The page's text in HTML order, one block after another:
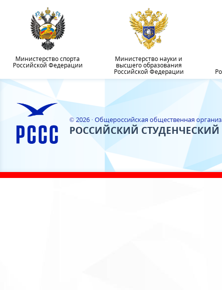
Министерство спорта
Российской Федерации
Министерство науки и
высшего образования
Российской Федерации
© 2026 · Общероссийская общественная
РОССИЙСКИЙ